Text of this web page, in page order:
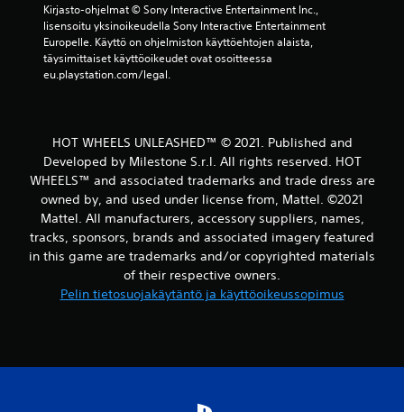
Kirjasto-ohjelmat © Sony Interactive Entertainment Inc.,
lisensoitu yksinoikeudella Sony Interactive Entertainment
Europelle. Käyttö on ohjelmiston käyttöehtojen alaista,
täysimittaiset käyttöoikeudet ovat osoitteessa
eu.playstation.com/legal.
HOT WHEELS UNLEASHED™ © 2021. Published and
Developed by Milestone S.r.l. All rights reserved. HOT
WHEELS™ and associated trademarks and trade dress are
owned by, and used under license from, Mattel. ©2021
Mattel. All manufacturers, accessory suppliers, names,
tracks, sponsors, brands and associated imagery featured
in this game are trademarks and/or copyrighted materials
of their respective owners.
Pelin tietosuojakäytäntö ja käyttöoikeussopimus